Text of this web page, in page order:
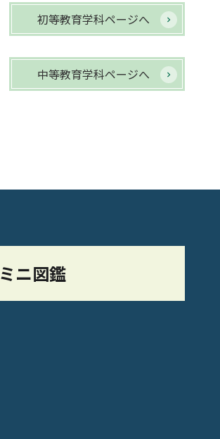
初等教育学科ページへ
中等教育学科ページへ
ミニ図鑑